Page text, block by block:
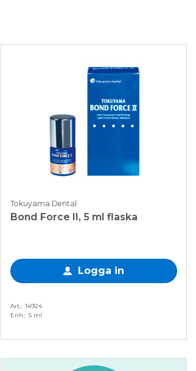
Tokuyama Dental
Bond Force II, 5 ml flaska
Logga in
Art.
14924
Enh.
5 ml